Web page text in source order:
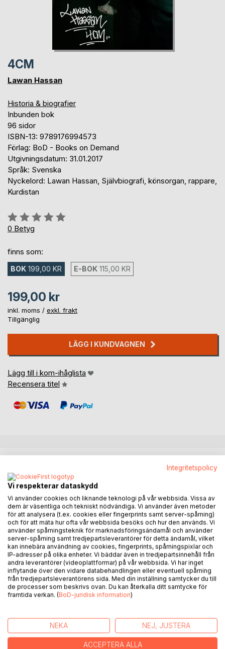
4CM
Lawan Hassan
Historia & biografier
Inbunden bok
96 sidor
ISBN-13: 9789176994573
Förlag: BoD - Books on Demand
Utgivningsdatum: 31.01.2017
Språk: Svenska
Nyckelord: Lawan Hassan, Självbiografi, könsorgan, rappare,
Kurdistan
Betyg::
0%
0 Betyg
finns som:
BOK 199,00 KR E-BOK 115,00 KR
199,00 kr
inkl. moms / exkl. frakt
Tillgänglig
LÄGG I KUNDVAGNEN
Lägg till i kom-ihåglista
Recensera titel
I en värld där storleken verkar ha betydelse. Där ens
könsorgan blir ens identitet. Där ens utseende är viktigare
än personligheten. Där människor ständigt påverkas av
ideal och utseendefixering. I en värld där vi konstant blir
påminda om att vi inte duger som vi är. I en värld där
materialism styr våra identiteter och våra tillgångar
bekräftar vår känsla av duglighet. I den här världen har jag
fått bära på den här diagnosen. Det har inte varit enkelt. Det
har inte varit lätt. Det har inte varit smärtfritt. Men jag är
hoppfull och jag känner mig redan lycklig över att jag tagit
det här beslutet. Att skriva den här boken, kliva ut ur
FÖRFATTARE
Integritetspolicy
Vi respekterar dataskydd
Vi använder cookies och liknande teknologi på vår webbsida. Vissa av
dem är väsentliga och tekniskt nödvändiga. Vi använder även metoder
för att analysera (t.ex. cookies eller fingerprints samt server-spårning)
och för att mäta hur ofta vår webbsida besöks och hur den används. Vi
använder spårningsteknik för marknadsföringsändamål och använder
server-spårning samt tredjepartsleverantörer för detta ändamål, vilket
kan innebära användning av cookies, fingerprints, spårningspixlar och
IP-adresser på olika enheter. Vi bäddar även in tredjepartsinnehåll från
andra leverantörer (videoplattformar) på vår webbsida. Vi har inget
inflytande över den vidare databehandlingen eller eventuell spårning
från tredjepartsleverantörens sida. Med din inställning samtycker du till
de processer som beskrivs ovan. Du kan återkalla ditt samtycke för
framtida verkan. (BoD-juridisk information)
NEKA NEJ, JUSTERA
ACCEPTERA ALLA